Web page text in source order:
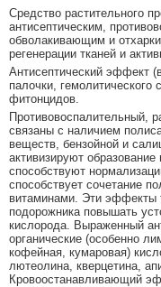
Средство растительного
антисептическим,
обволакивающим и
регенерации тканей и
Антисептический эффект
палочки, гемолитического
фитонцидов.
Противовоспалительный,
связаны с наличием
веществ, бензойной и
активизируют
способствуют
способствует сочетание
витаминами. Эти эффекты
подорожника повышать
кислорода. Выраженный
органические (особенно
кофейная, кумаровая)
лютеолина, кверцетина,
Кровоостанавливающий